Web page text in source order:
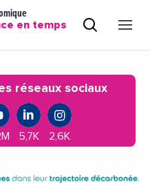
en temps
réseaux sociaux
5,7K 2,6K